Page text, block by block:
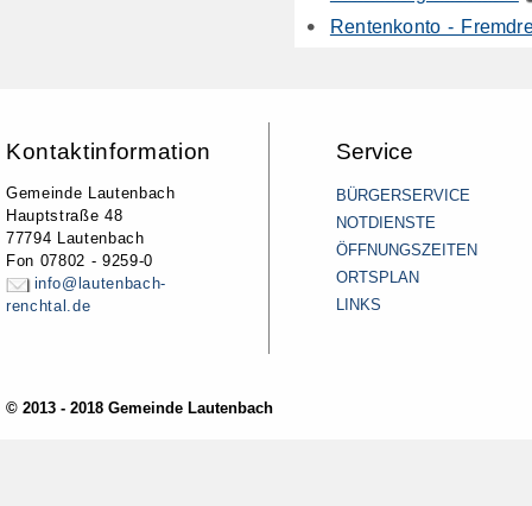
Rentenkonto -
Kontaktinformation
Gemeinde Lautenbach
Hauptstraße 48
77794 Lautenbach
Fon 07802 - 9259-0
info@lautenbach-
renchtal.de
Service
BÜRGERSERVICE
NOTDIENSTE
ÖFFNUNGSZEITEN
ORTSPLAN
LINKS
© 2013 - 2018 Gemeinde Lautenbach